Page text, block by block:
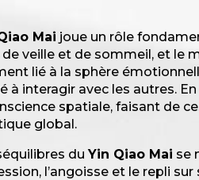
Mai joue un rôle
veille et de sommeil, et le
lié à la sphère
à interagir avec les autres.
spatiale, faisant de
global.
duYin Qiao Mai se
l’angoisse et le repli